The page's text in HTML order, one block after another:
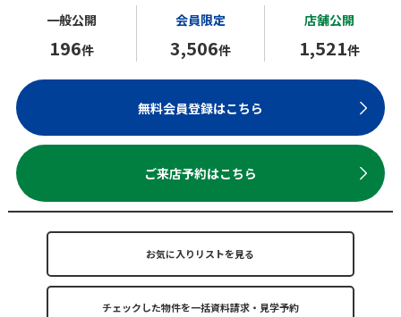
一般公開
196件
会員限定
3,506件
店舗公開
1,521件
無料会員登録はこちら
ご来店予約はこちら
お気に入りリストを見る